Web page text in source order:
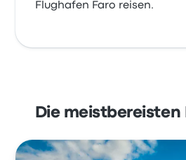
Flughafen Faro reisen.
Die meistbereisten